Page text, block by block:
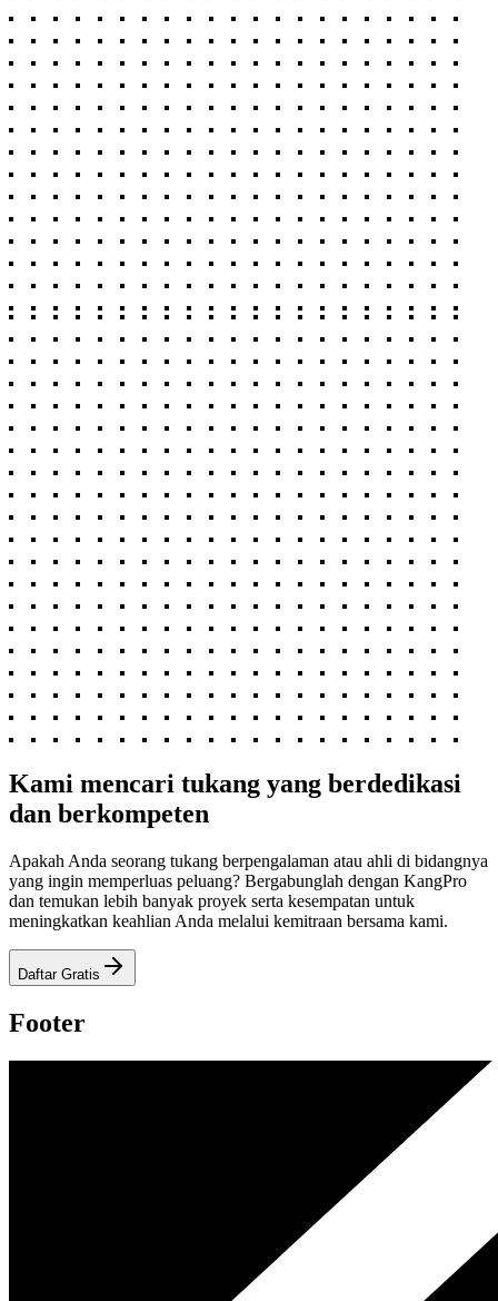
Kami mencari tukang yang berdedikasi
dan berkompeten
Apakah Anda seorang tukang berpengalaman atau ahli di bidangnya
yang ingin memperluas peluang? Bergabunglah dengan KangPro
dan temukan lebih banyak proyek serta kesempatan untuk
meningkatkan keahlian Anda melalui kemitraan bersama kami.
Daftar Gratis
Footer